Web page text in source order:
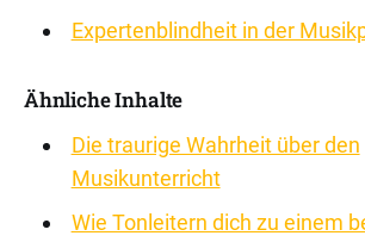
Expertenblindheit in der
Ähnliche Inhalte
Die traurige Wahrheit über den
Musikunterricht
Wie Tonleitern dich zu einem